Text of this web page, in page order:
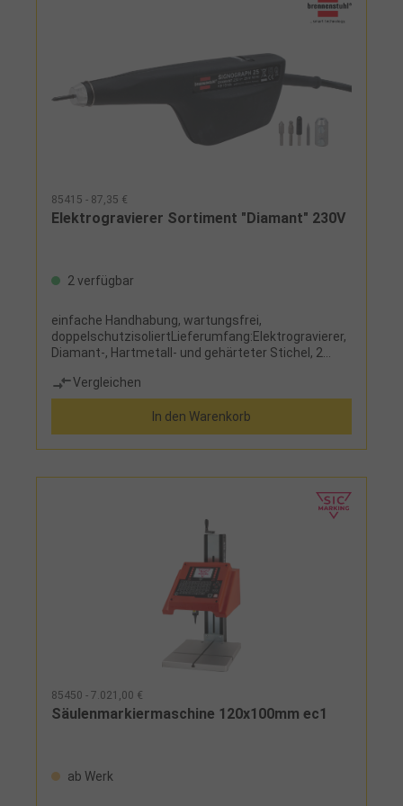
85415 - 87,35 €
Elektrogravierer Sortiment "Diamant" 230V
2 verfügbar
einfache Handhabung, wartungsfrei,
doppelschutzisoliertLieferumfang:Elektrogravierer,
Diamant-, Hartmetall- und gehärteter Stichel, 2
AlufolieVergleichen
In den Warenkorb
85450 - 7.021,00 €
Säulenmarkiermaschine 120x100mm ec1
ab Werk